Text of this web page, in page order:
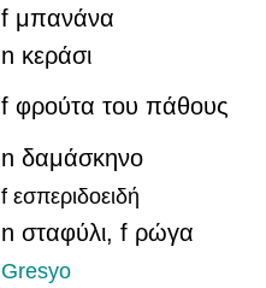
f μπανάνα
n κεράσι
f φρούτα του πάθους
n δαμάσκηνο
f εσπεριδοειδή
n σταφύλι, f ρώγα
Gresyo